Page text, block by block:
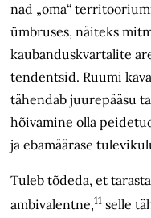
nad „oma“
ümbruses, näiteks
kaubanduskvartalite
tendentsid. Ruumi
tähendab juurepääsu
hõivamine olla
ja ebamäärase
Tuleb tõdeda, et
ambivalentne,11 selle